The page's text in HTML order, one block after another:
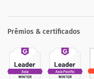
Prêmios & certificados